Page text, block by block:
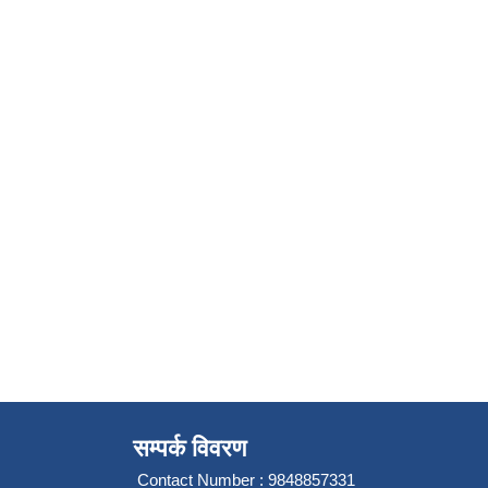
सम्पर्क विवरण
Contact Number : 9848857331